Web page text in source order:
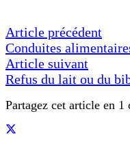
Article précédent
Conduites
Article suivant
Refus du lait ou du
Partagez cet article en 1